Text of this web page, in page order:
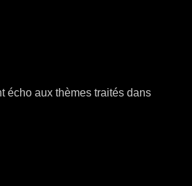
écho aux thèmes traités dans